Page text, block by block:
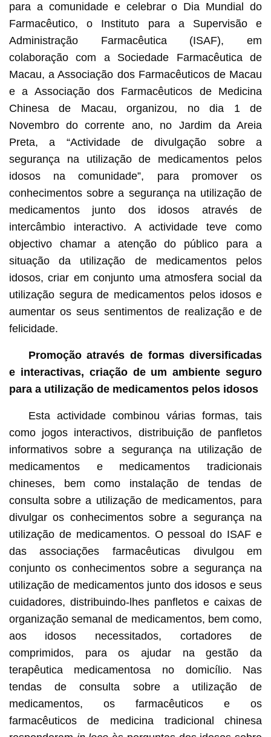
para a comunidade e celebrar o Dia Mundial do
Farmacêutico, o Instituto para a Supervisão e
Administração Farmacêutica (ISAF), em
colaboração com a Sociedade Farmacêutica de
Macau, a Associação dos Farmacêuticos de Macau
e a Associação dos Farmacêuticos de Medicina
Chinesa de Macau, organizou, no dia 1 de
Novembro do corrente ano, no Jardim da Areia
Preta, a “Actividade de divulgação sobre a
segurança na utilização de medicamentos pelos
idosos na comunidade”, para promover os
conhecimentos sobre a segurança na utilização de
medicamentos junto dos idosos através de
intercâmbio interactivo. A actividade teve como
objectivo chamar a atenção do público para a
situação da utilização de medicamentos pelos
idosos, criar em conjunto uma atmosfera social da
utilização segura de medicamentos pelos idosos e
aumentar os seus sentimentos de realização e de
felicidade.
Promoção através de formas diversificadas
e interactivas, criação de um ambiente seguro
para a utilização de medicamentos pelos idosos
Esta actividade combinou várias formas, tais
como jogos interactivos, distribuição de panfletos
informativos sobre a segurança na utilização de
medicamentos e medicamentos tradicionais
chineses, bem como instalação de tendas de
consulta sobre a utilização de medicamentos, para
divulgar os conhecimentos sobre a segurança na
utilização de medicamentos. O pessoal do ISAF e
das associações farmacêuticas divulgou em
conjunto os conhecimentos sobre a segurança na
utilização de medicamentos junto dos idosos e seus
cuidadores, distribuindo-lhes panfletos e caixas de
organização semanal de medicamentos, bem como,
aos idosos necessitados, cortadores de
comprimidos, para os ajudar na gestão da
terapêutica medicamentosa no domicílio. Nas
tendas de consulta sobre a utilização de
medicamentos, os farmacêuticos e os
farmacêuticos de medicina tradicional chinesa